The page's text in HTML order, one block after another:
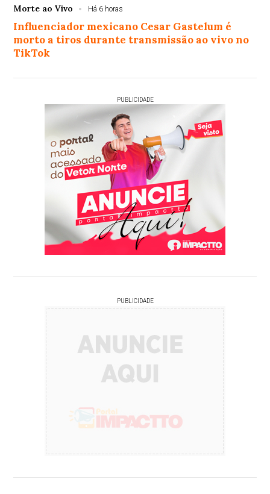
Morte ao Vivo Há 6 horas
Influenciador mexicano Cesar Gastelum é
morto a tiros durante transmissão ao vivo no
TikTok
PUBLICIDADE
PUBLICIDADE